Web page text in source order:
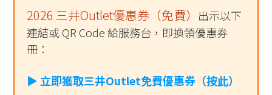
2026 三井Outlet優惠券（免費）
出示以下
連結或 QR Code 給服務台，即換領優惠券
冊：
▶ 立即獲取三井Outlet免費優惠券（按此）